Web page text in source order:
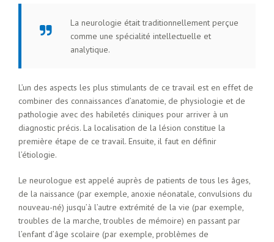
La neurologie était traditionnellement perçue
comme une spécialité intellectuelle et
analytique.
L’un des aspects les plus stimulants de ce travail est en effet de
combiner des connaissances d’anatomie, de physiologie et de
pathologie avec des habiletés cliniques pour arriver à un
diagnostic précis. La localisation de la lésion constitue la
première étape de ce travail. Ensuite, il faut en définir
l’étiologie.
Le neurologue est appelé auprès de patients de tous les âges,
de la naissance (par exemple, anoxie néonatale, convulsions du
nouveau-né) jusqu’à l’autre extrémité de la vie (par exemple,
troubles de la marche, troubles de mémoire) en passant par
l’enfant d’âge scolaire (par exemple, problèmes de